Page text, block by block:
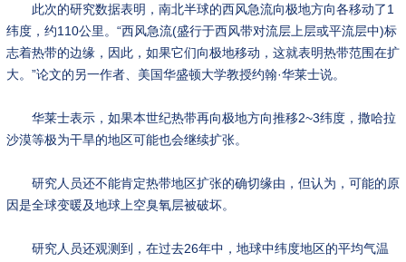
此次的研究数据表明，南北半球的西风急流向极地方向各移动了1
纬度，约110公里。“西风急流(盛行于西风带对流层上层或平流层中)标
志着热带的边缘，因此，如果它们向极地移动，这就表明热带范围在扩
大。”论文的另一作者、美国华盛顿大学教授约翰·华莱士说。
华莱士表示，如果本世纪热带再向极地方向推移2~3纬度，撒哈拉
沙漠等极为干旱的地区可能也会继续扩张。
研究人员还不能肯定热带地区扩张的确切缘由，但认为，可能的原
因是全球变暖及地球上空臭氧层被破坏。
研究人员还观测到，在过去26年中，地球中纬度地区的平均气温